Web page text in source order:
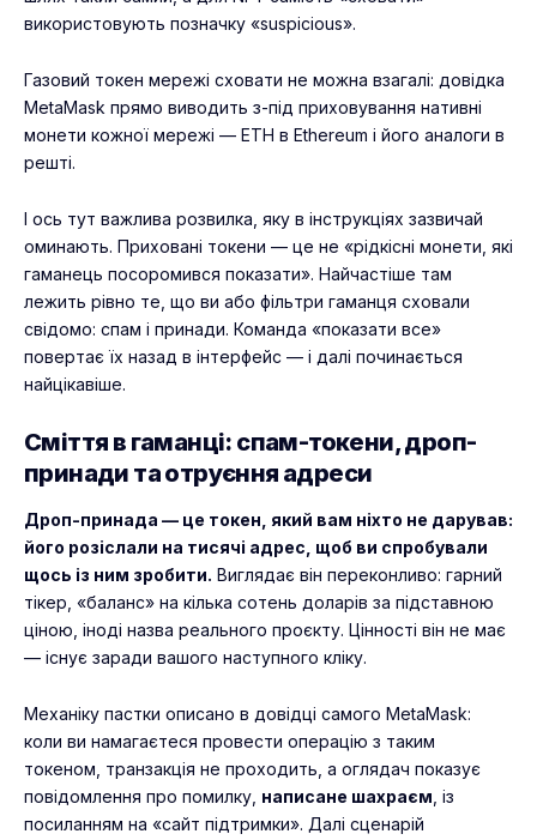
використовують позначку «suspicious».
Газовий токен мережі сховати не можна взагалі: довідка
MetaMask прямо виводить з-під приховування нативні
монети кожної мережі — ETH в Ethereum і його аналоги в
решті.
І ось тут важлива розвилка, яку в інструкціях зазвичай
оминають. Приховані токени — це не «рідкісні монети, які
гаманець посоромився показати». Найчастіше там
лежить рівно те, що ви або фільтри гаманця сховали
свідомо: спам і принади. Команда «показати все»
повертає їх назад в інтерфейс — і далі починається
найцікавіше.
Сміття в гаманці: спам-токени, дроп-
принади та отруєння адреси
Дроп-принада — це токен, який вам ніхто не дарував:
його розіслали на тисячі адрес, щоб ви спробували
щось із ним зробити. Виглядає він переконливо: гарний
тікер, «баланс» на кілька сотень доларів за підставною
ціною, іноді назва реального проєкту. Цінності він не має
— існує заради вашого наступного кліку.
Механіку пастки описано в довідці самого MetaMask:
коли ви намагаєтеся провести операцію з таким
токеном, транзакція не проходить, а оглядач показує
повідомлення про помилку, написане шахраєм , із
посиланням на «сайт підтримки». Далі сценарій